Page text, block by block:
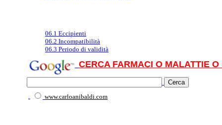
06.1 Eccipienti
06.2 Incompatibilità
06.3 Periodo di validità
CERCA FARMACI O MALATTIE
www.carloanibaldi.com